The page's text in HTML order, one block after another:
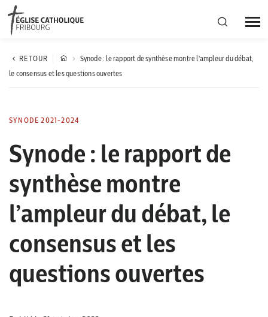
Région diocésaine
Corporation cantonale
RETOUR
Synode : le rapport de synthèse montre l'ampleur du débat,
le consensus et les questions ouvertes
SYNODE 2021-2024
Synode : le rapport de
synthèse montre
l’ampleur du débat, le
consensus et les
questions ouvertes